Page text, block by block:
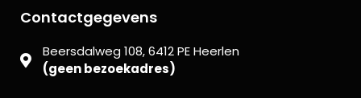
Contactgegevens
Beersdalweg 108, 6412 PE Heerlen
(geen bezoekadres)